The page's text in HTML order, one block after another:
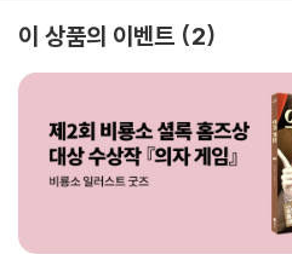
이 상품의 이벤트 2